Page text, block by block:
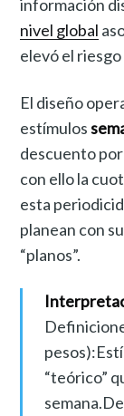
información
nivel global
elevó el
El diseño
estímulos
descuento
con ello la
esta
planean con
“planos”.
“teórico”